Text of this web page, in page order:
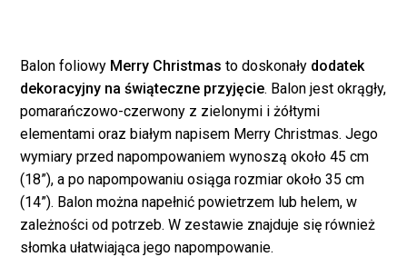
Balon foliowy Merry Christmas to doskonały dodatek
dekoracyjny na świąteczne przyjęcie. Balon jest okrągły,
pomarańczowo-czerwony z zielonymi i żółtymi
elementami oraz białym napisem Merry Christmas. Jego
wymiary przed napompowaniem wynoszą około 45 cm
(18”), a po napompowaniu osiąga rozmiar około 35 cm
(14”). Balon można napełnić powietrzem lub helem, w
zależności od potrzeb. W zestawie znajduje się również
słomka ułatwiająca jego napompowanie.